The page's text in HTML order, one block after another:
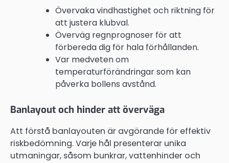
Övervaka vindhastighet och riktning för
att justera klubval.
Överväg regnprognoser för att
förbereda dig för hala förhållanden.
Var medveten om
temperaturförändringar som kan
påverka bollens avstånd.
Banlayout och hinder att överväga
Att förstå banlayouten är avgörande för effektiv
riskbedömning. Varje hål presenterar unika
utmaningar, såsom bunkrar, vattenhinder och